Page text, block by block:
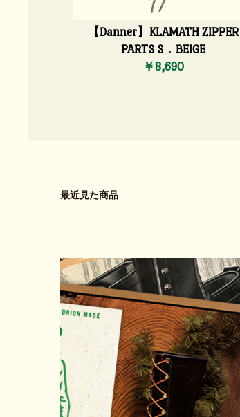
【Danner】KLAMATH ZIPPER
PARTS S．BEIGE
￥8,690
最近見た商品